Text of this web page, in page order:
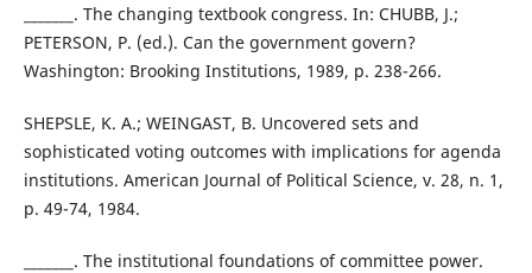
_______. The changing textbook congress. In: CHUBB, J.;
PETERSON, P. (ed.). Can the government govern?
Washington: Brooking Institutions, 1989, p. 238-266.
SHEPSLE, K. A.; WEINGAST, B. Uncovered sets and
sophisticated voting outcomes with implications for agenda
institutions. American Journal of Political Science, v. 28, n. 1,
p. 49-74, 1984.
_______. The institutional foundations of committee power.